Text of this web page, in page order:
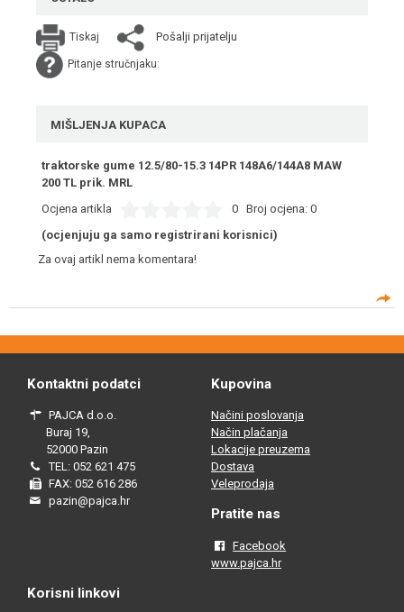
Tiskaj Pošalji prijatelju
Pitanje stručnjaku:
MIŠLJENJA KUPACA
traktorske gume 12.5/80-15.3 14PR 148A6/144A8 MAW
200 TL prik. MRL
Ocjena artikla
0 Broj ocjena: 0
(ocjenjuju ga samo registrirani korisnici)
Za ovaj artikl nema komentara!
Kontaktni podatci
PAJCA d.o.o.
Buraj 19,
52000 Pazin
TEL: 052 621 475
FAX: 052 616 286
pazin@pajca.hr
Kupovina
Načini poslovanja
Način plačanja
Lokacije preuzema
Dostava
Veleprodaja
Pratite nas
Facebook
www.pajca.hr
Korisni linkovi